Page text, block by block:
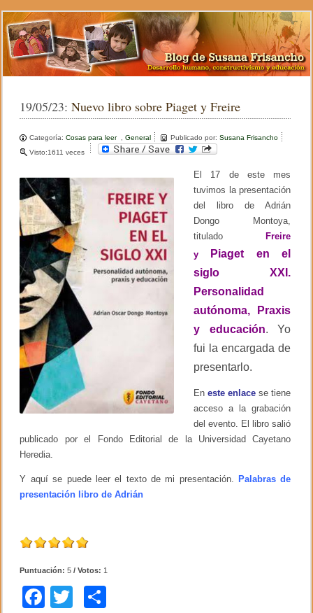
19/05/23:Nuevo libro sobre Piaget y Freire
Categoría:Cosas para leer ,General Publicado por:Susana Frisancho
Visto:1611 veces
El 17 de este mes
tuvimos la presentación
del libro de Adrián
Dongo Montoya,
titulado
Freire
y
Piaget en el
siglo XXI.
Personalidad
autónoma, Praxis
y educación. Yo
fui la encargada de
presentarlo.
Eneste enlace se tiene
acceso a la grabación
del evento. El libro salió
publicado por el Fondo Editorial de la Universidad Cayetano
Heredia.
Y aquí se puede leer el texto de mi presentación.
Palabras de
presentación libro de Adrián
Puntuación:5 / Votos: 1
F